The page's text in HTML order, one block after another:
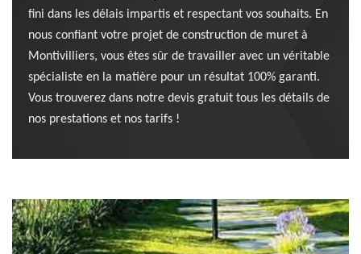
fini dans les délais impartis et respectant vos souhaits. En
nous confiant votre projet de construction de muret à
Montivilliers, vous êtes sûr de travailler avec un véritable
spécialiste en la matière pour un résultat 100% garanti.
Vous trouverez dans notre devis gratuit tous les détails de
nos prestations et nos tarifs !